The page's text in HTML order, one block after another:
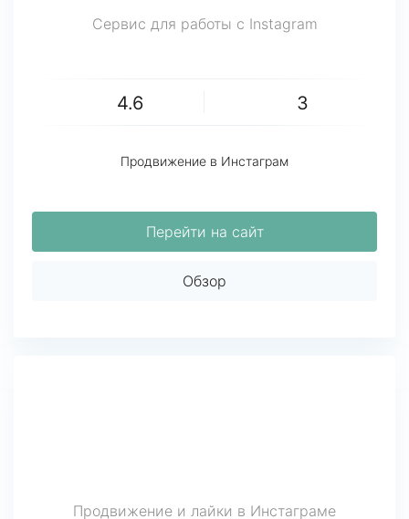
Сервис для работы с Instagram
4.6 3
Продвижение в Инстаграм
Перейти на сайт
Обзор
Продвижение и лайки в Инстаграме